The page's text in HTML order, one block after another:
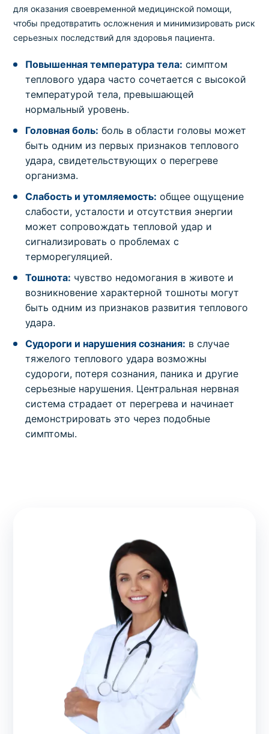
для оказания своевременной медицинской помощи,
чтобы предотвратить осложнения и минимизировать риск
серьезных последствий для здоровья пациента.
Повышенная температура тела: симптом
теплового удара часто сочетается с высокой
температурой тела, превышающей
нормальный уровень.
Головная боль: боль в области головы может
быть одним из первых признаков теплового
удара, свидетельствующих о перегреве
организма.
Слабость и утомляемость: общее ощущение
слабости, усталости и отсутствия энергии
может сопровождать тепловой удар и
сигнализировать о проблемах с
терморегуляцией.
Тошнота: чувство недомогания в животе и
возникновение характерной тошноты могут
быть одним из признаков развития теплового
удара.
Судороги и нарушения сознания: в случае
тяжелого теплового удара возможны
судороги, потеря сознания, паника и другие
серьезные нарушения. Центральная нервная
система страдает от перегрева и начинает
демонстрировать это через подобные
симптомы.